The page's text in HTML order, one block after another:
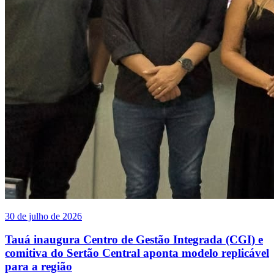
30 de julho de 2026
Tauá inaugura Centro de Gestão Integrada (CGI) e
comitiva do Sertão Central aponta modelo replicável
para a região